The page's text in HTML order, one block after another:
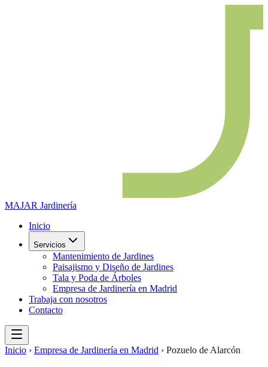
MAJAR Jardinería
Inicio
Servicios
Mantenimiento de Jardines
Paisajismo y Diseño de Jardines
Tala y Poda de Árboles
Empresa de Jardinería en Madrid
Trabaja con nosotros
Contacto
Inicio › Empresa de Jardinería en Madrid › Pozuelo de Alarcón